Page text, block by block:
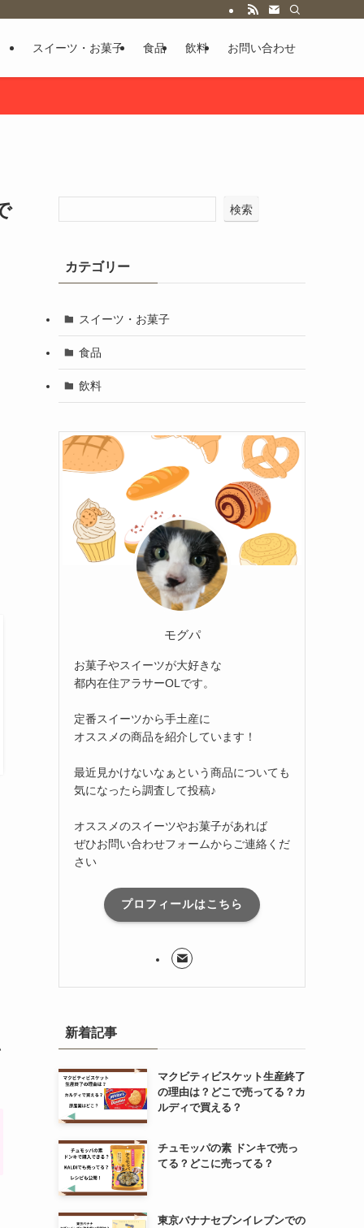
スイーツ・お菓子 食品 飲料 お問い合わせ
検索
カテゴリー
スイーツ・お菓子
食品
飲料
モグパ
お菓子やスイーツが大好きな
都内在住アラサーOLです。
定番スイーツから手土産に
オススメの商品を紹介しています！
最近見かけないなぁという商品についても
気になったら調査して投稿♪
オススメのスイーツやお菓子があれば
ぜひお問い合わせフォームからご連絡くだ
さい
プロフィールはこちら
新着記事
マクビティビスケット生産終了
の理由は？どこで売ってる？カ
ルディで買える？
チュモッパの素 ドンキで売っ
てる？どこに売ってる？
東京バナナセブンイレブンでの